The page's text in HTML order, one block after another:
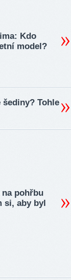
Kdo
model?
Tohle
pohřbu
si, aby byl